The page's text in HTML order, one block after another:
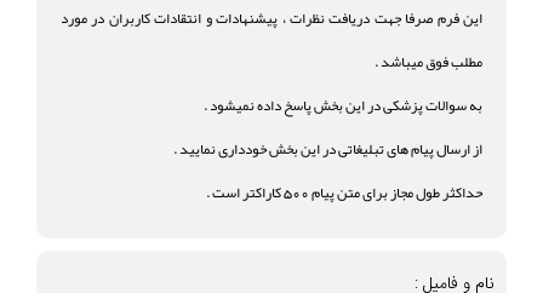
این فرم صرفا جهت دریافت نظرات ، پیشنهادات و انتقادات کاربران در مورد
مطلب فوق میباشد .
به سوالات پزشکی در این بخش پاسخ داده نمیشود .
از ارسال پیام های تبلیغاتی در این بخش خودداری نمایید .
حداکثر طول مجاز برای متن پیام 500 کاراکتر است .
نام و فامیل :